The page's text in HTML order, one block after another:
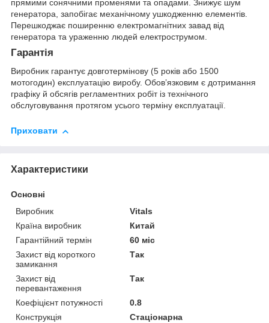
прямими сонячними променями та опадами. Знижує шум
генератора, запобігає механічному ушкодженню елементів.
Перешкоджає поширенню електромагнітних завад від
генератора та ураженню людей електрострумом.
Гарантія
Виробник гарантує довготермінову (5 років або 1500
мотогодин) експлуатацію виробу. Обов’язковим є дотримання
графіку й обсягів регламентних робіт із технічного
обслуговування протягом усього терміну експлуатації.
Приховати
Характеристики
Основні
Виробник
Vitals
Країна виробник
Китай
Гарантійний термін
60 міс
Захист від короткого
замикання
Так
Захист від
перевантаження
Так
Коефіцієнт потужності
0.8
Конструкція
Стаціонарна